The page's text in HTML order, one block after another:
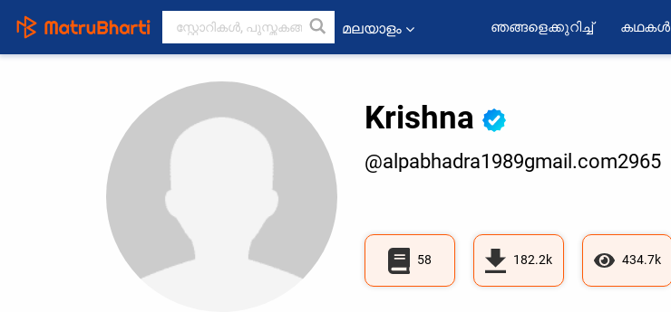
മലയാളം ഞങ്ങളെക്കുറിച്ച് കഥകൾ
Krishna
@alpabhadra1989gmail.com2965
58 182.2k 434.7k